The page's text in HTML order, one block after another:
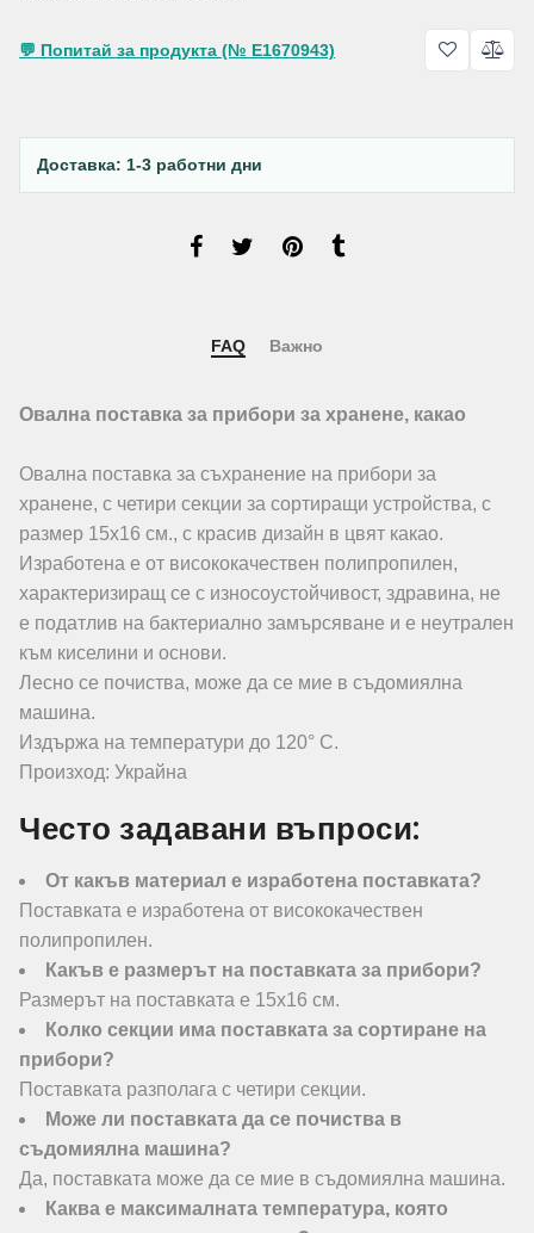
💬 Попитай за продукта (№ E1670943)
Доставка: 1-3 работни дни
FAQ Важно
Овална поставка за прибори за хранене, какао
Овална поставка за съхранение на прибори за
хранене, с четири секции за сортиращи устройства, с
размер 15х16 см., с красив дизайн в цвят какао.
Изработена е от висококачествен полипропилен,
характеризиращ се с износоустойчивост, здравина, не
е податлив на бактериално замърсяване и е неутрален
към киселини и основи.
Лесно се почиства, може да се мие в съдомиялна
машина.
Издържа на температури до 120° C.
Произход: Украйна
Често задавани въпроси:
От какъв материал е изработена поставката?
Поставката е изработена от висококачествен
полипропилен.
Какъв е размерът на поставката за прибори?
Размерът на поставката е 15х16 см.
Колко секции има поставката за сортиране на
прибори?
Поставката разполага с четири секции.
Може ли поставката да се почиства в
съдомиялна машина?
Да, поставката може да се мие в съдомиялна машина.
Каква е максималната температура, която